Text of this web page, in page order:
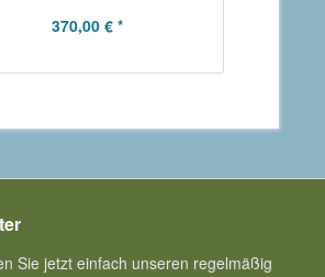
370,00 € *
Sie jetzt einfach unseren regelmäßig